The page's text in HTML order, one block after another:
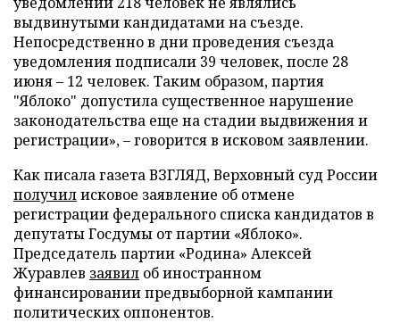
выдвинутыми кандидатами на съезде.
Непосредственно в дни проведения съезда
уведомления подписали 39 человек, после 28
июня – 12 человек. Таким образом, партия
"Яблоко" допустила существенное нарушение
законодательства еще на стадии выдвижения и
регистрации», – говорится в исковом заявлении.
Как писала газета ВЗГЛЯД, Верховный суд России
получилисковое заявление об отмене
регистрации федерального списка кандидатов в
депутаты Госдумы от партии «Яблоко».
Председатель партии «Родина» Алексей
Журавлев заявил об иностранном
финансировании предвыборной кампании
политических оппонентов.